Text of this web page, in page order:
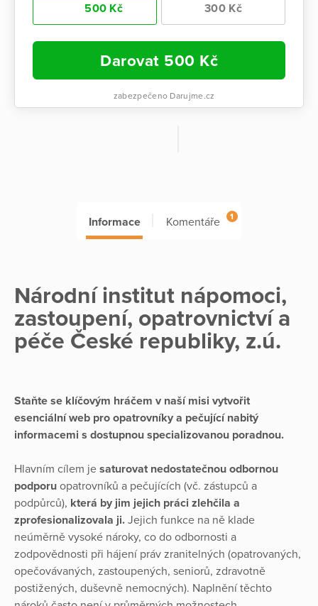
500 Kč 300 Kč
Darovat 500 Kč
zabezpečeno Darujme.cz
Informace Komentáře 1
Národní institut nápomoci,
zastoupení, opatrovnictví a
péče České republiky, z.ú.
Staňte se klíčovým hráčem v naší misi vytvořit
esenciální web pro opatrovníky a pečující nabitý
informacemi s dostupnou specializovanou poradnou.
Hlavním cílem je saturovat nedostatečnou odbornou
podporu opatrovníků a pečujících (vč. zástupců a
podpůrců), která by jim jejich práci zlehčila a
zprofesionalizovala ji. Jejich funkce na ně klade
neúměrně vysoké nároky, co do odbornosti a
zodpovědnosti při hájení práv zranitelných (opatrovaných,
opečovávaných, zastoupených, seniorů, zdravotně
postižených, duševně nemocných). Naplnění těchto